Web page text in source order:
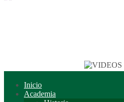
Inicio
Academia